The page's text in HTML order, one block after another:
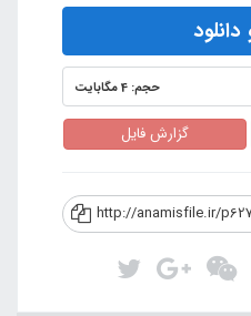
حجم: 4 مگابایت
گزارش فایل
http://anamisfile.ir/